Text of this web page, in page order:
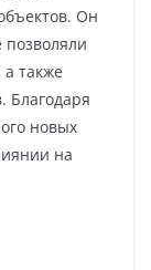
Он
также
Благодаря
новых
на